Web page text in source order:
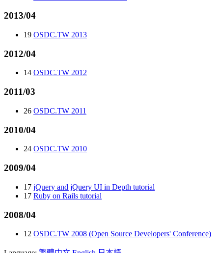
2013/04
19 OSDC.TW 2013
2012/04
14 OSDC.TW 2012
2011/03
26 OSDC.TW 2011
2010/04
24 OSDC.TW 2010
2009/04
17 jQuery and jQuery UI in Depth tutorial
17 Ruby on Rails tutorial
2008/04
12 OSDC.TW 2008 (Open Source Developers' Conference)